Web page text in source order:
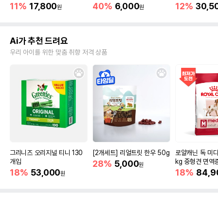
11% 17,800원 40% 6,000원 12%
Ai가 추천 드려요
우리 아이를 위한 맞춤 취향 저격 상품
그리니즈 오리지널 티니 130
개입
18% 53,000원
[2개세트] 리얼트릿 한우 50g
28% 5,000원
로얄캐닌 독 미
kg 중형견 면역
18%